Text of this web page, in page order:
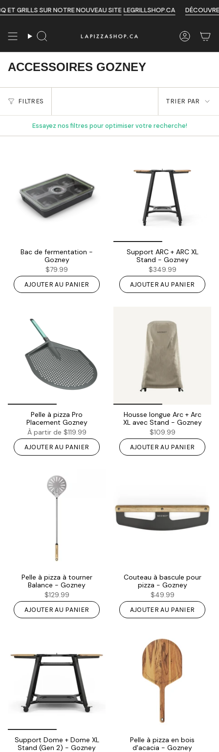
au
de
SUR NOTRE NOUVEAU SITE LEGRILLSHOP.CA DÉCOUVREZ
Recherche Compte
ACCESSOIRES GOZNEY
FILTRES
Essayez nos filtres pour optimiser votre recherche!
TRIER PAR
Bac de fermentation -
Gozney
$79.99
AJOUTER AU PANIER
Support ARC + ARC XL
Stand - Gozney
$349.99
AJOUTER AU PANIER
Pelle à pizza Pro
Placement Gozney
À partir de $119.99
AJOUTER AU PANIER
Housse longue Arc + Arc
XL avec Stand - Gozney
$109.99
AJOUTER AU PANIER
Pelle à pizza à tourner
Balance - Gozney
$129.99
AJOUTER AU PANIER
Couteau à bascule pour
pizza - Gozney
$49.99
AJOUTER AU PANIER
Support Dome + Dome XL
Stand (Gen 2) - Gozney
Pelle à pizza en bois
d'acacia - Gozney